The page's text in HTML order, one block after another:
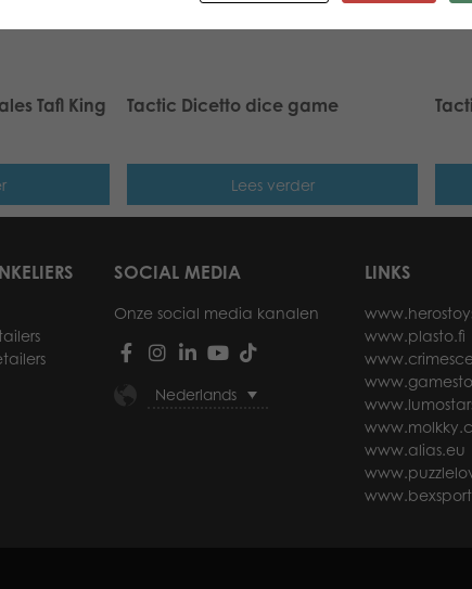
Tafl King
Tactic Dicetto dice game
Lees verder
SOCIAL MEDIA
Onze social media kanalen
Nederlands
LINKS
www.plasto.fi
www.alias.eu